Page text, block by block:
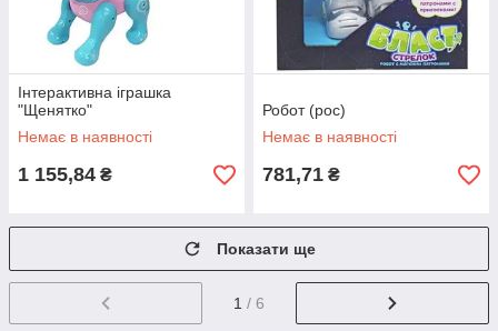
Інтерактивна іграшка
"Щенятко"
Немає в наявності
1 155,84 ₴
Робот (рос)
Немає в наявності
781,71 ₴
Показати ще
1 / 6